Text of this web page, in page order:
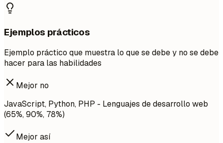
Ejemplos prácticos
Ejemplo práctico que muestra lo que se debe y no se debe
hacer para las habilidades
Mejor no
JavaScript, Python, PHP - Lenguajes de desarrollo web
(65%, 90%, 78%)
Mejor así